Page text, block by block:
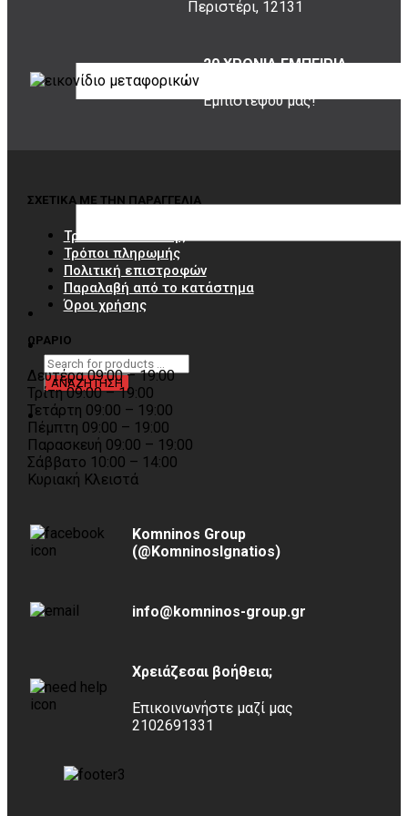
Περιστέρι, 12131
20 ΧΡΟΝΙΑ ΕΜΠΕΙΡΙΑ
Εμπιστέψου μας!
ΣΧΕΤΙΚΑ ΜΕ ΤΗΝ ΠΑΡΑΓΓΕΛΙΑ
Τρόποι αποστολής
Τρόποι πληρωμής
Πολιτική επιστροφών
Παραλαβή από το κατάστημα
Όροι χρήσης
ΩΡΑΡΙΟ
Δευτέρα 09:00 – 19:00
Τρίτη 09:00 – 19:00
Τετάρτη 09:00 – 19:00
Πέμπτη 09:00 – 19:00
Παρασκευή 09:00 – 19:00
Σάββατο 10:00 – 14:00
Κυριακή Κλειστά
Komninos Group
(@KomninosIgnatios)
info@komninos-group.gr
Χρειάζεσαι βοήθεια;
Επικοινωνήστε μαζί μας
2102691331